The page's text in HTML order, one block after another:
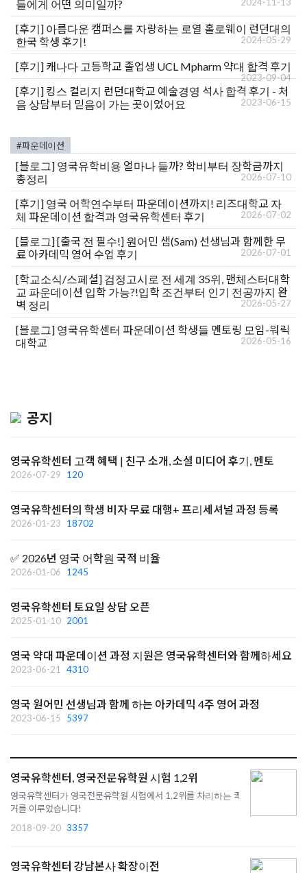
들에게 어떤 의미일까?
[후기] 아름다운 캠퍼스를 자랑하는 로열 홀로웨이 런던대의
한국 학생 후기!
2024-05-29
[후기] 캐나다 고등학교 졸업생 UCL Mpharm 약대 합격 후기
2023-09-04
[후기] 킹스 컬리지 런던대학교 예술경영 석사 합격 후기 - 처
음 상담부터 믿음이 가는 곳이었어요
2023-06-15
#파운데이션
[블로그] 영국유학비용 얼마나 들까? 학비부터 장학금까지
총정리
2026-07-10
[후기] 영국 어학연수부터 파운데이션까지! 리즈대학교 자
체 파운데이션 합격과 영국유학센터 후기
2026-07-02
[블로그][출국 전 필수!] 원어민 샘(Sam) 선생님과 함께한 무
료 아카데믹 영어 수업 후기
2026-07-01
[학교소식/스페셜] 검정고시로 전 세계 35위, 맨체스터대학
교 파운데이션 입학 가능?!입학 조건부터 인기 전공까지 완
벽 정리
2026-05-27
[블로그] 영국유학센터 파운데이션 학생들 멘토링 모임-워릭
대학교
2026-05-16
공지
영국유학센터 고객 혜택 | 친구 소개, 소셜 미디어 후기, 멘토
2026-07-29 120
영국유학센터의 학생 비자 무료 대행+ 프리세셔널 과정 등록
2026-01-23 18702
✅ 2026년 영국 어학원 국적 비율
2026-01-06 1245
영국유학센터 토요일 상담 오픈
2025-01-10 2001
영국 약대 파운데이션 과정 지원은 영국유학센터와 함께하세요
2023-06-21 4310
영국 원어민 선생님과 함께 하는 아카데믹 4주 영어 과정
2023-06-15 5397
영국유학센터, 영국전문유학원 시험 1,2위
영국유학센터가 영국전문유학원 시험에서 1,2위를 차리하는 쾌
거를 이루었습니다!
2018-09-20 3357
영국유학센터 강남본사 확장이전